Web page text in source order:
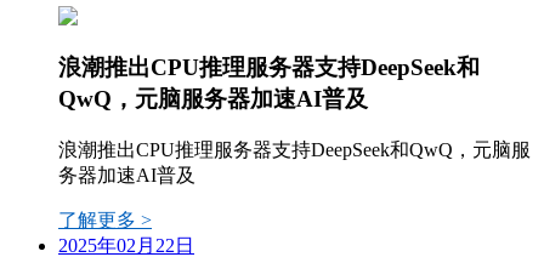
浪潮推出CPU推理服务器支持DeepSeek和
QwQ，元脑服务器加速AI普及
浪潮推出CPU推理服务器支持DeepSeek和QwQ，元脑服
务器加速AI普及
了解更多 >
2025年02月22日